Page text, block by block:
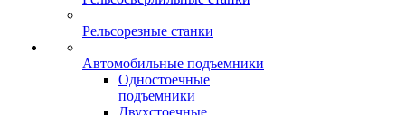
Рельсорезные станки
Автомобильные подъемники
Одностоечные
подъемники
Двухстоечные